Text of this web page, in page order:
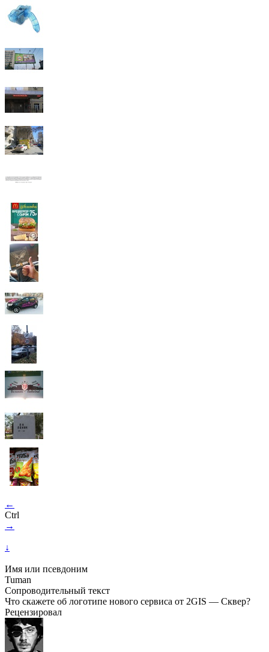
←
Ctrl
→
↓
Имя или псевдоним
Tuman
Сопроводительный текст
Что скажете об логотипе нового сервиса от 2GIS — Сквер?
Рецензировал